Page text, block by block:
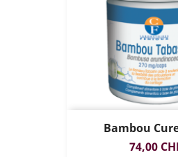
Bambou
Prix
74,00